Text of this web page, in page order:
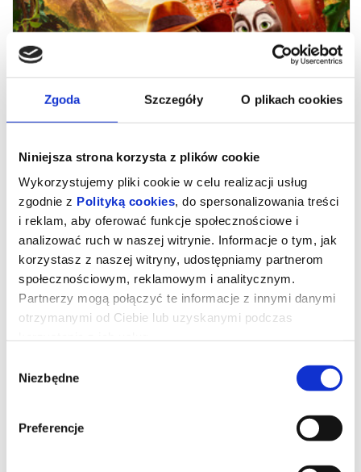
Zgoda Szczegóły O plikach cookies
Niniejsza strona korzysta z plików cookie
Wykorzystujemy pliki cookie w celu realizacji usług
zgodnie z Polityką cookies, do spersonalizowania treści
i reklam, aby oferować funkcje społecznościowe i
analizować ruch w naszej witrynie. Informacje o tym, jak
korzystasz z naszej witryny, udostępniamy partnerom
społecznościowym, reklamowym i analitycznym.
Partnerzy mogą połączyć te informacje z innymi danymi
otrzymanymi od Ciebie lub uzyskanymi podczas
zgody
Niezbędne
Preferencje
Kurozając i świątynia Świstaka
Gdy wyjątkowy pół kurczak, pół zając odkrywa, że nie jest sam i
ma siostrę, a cały gatunek kurozająców potrzebuje ratunku,
wyrusza w ryzykowną podróż do legendarnej Świątyni Świstaka.
niebezpieczna droga, przeciwnicy gotowi na wszystko i decyzja,